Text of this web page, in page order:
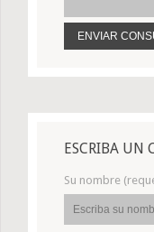
ESCRIBA UN
Su nombre